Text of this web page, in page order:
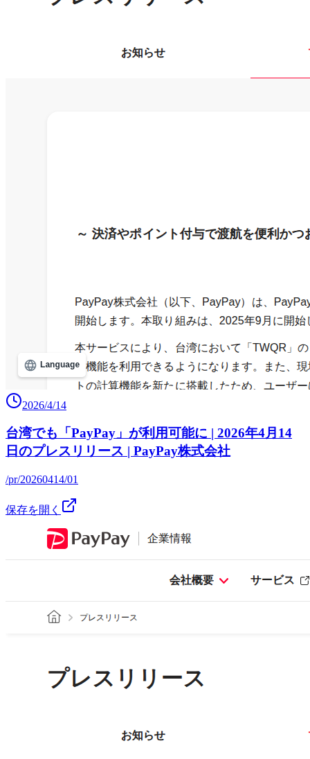
2026/4/14
台湾でも「PayPay」が利用可能に | 2026年4月14
日のプレスリリース | PayPay株式会社
/pr/20260414/01
保存を開く